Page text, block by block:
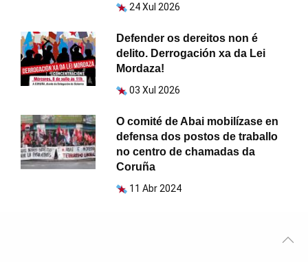
24 Xul 2026
Defender os dereitos non é
delito. Derrogación xa da Lei
Mordaza!
03 Xul 2026
O comité de Abai mobilízase en
defensa dos postos de traballo
no centro de chamadas da
Coruña
11 Abr 2024